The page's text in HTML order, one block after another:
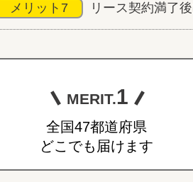
メリット7 リース契約満了
MERIT.1
全国47都道府県
どこでも届けます